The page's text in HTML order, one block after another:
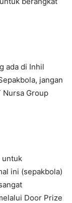
ada di Inhil
jangan
Nursa Group
untuk
ini (sepakbola)
Door Prize